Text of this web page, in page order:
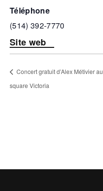
téléphone
(514) 392-7770
Site web
Concert gratuit d’Alex Métivier au
square Victoria